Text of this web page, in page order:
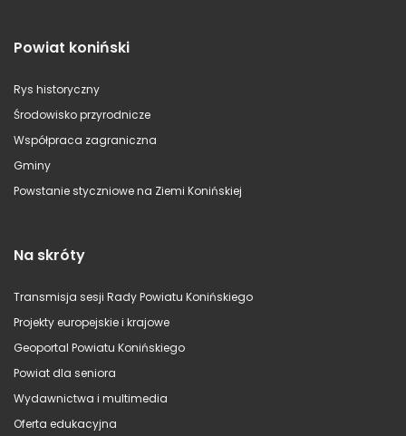
Powiat koniński
Rys historyczny
Środowisko przyrodnicze
Współpraca zagraniczna
Gminy
Powstanie styczniowe na Ziemi Konińskiej
Na skróty
Transmisja sesji Rady Powiatu Konińskiego
Projekty europejskie i krajowe
Geoportal Powiatu Konińskiego
Powiat dla seniora
Wydawnictwa i multimedia
Oferta edukacyjna